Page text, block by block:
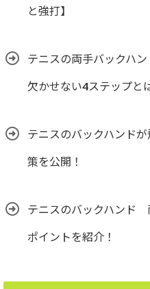
と強打】
テニスの両手バックハ
欠かせない4ステップと
テニスのバックハンド
策を公開！
テニスのバックハンド
ポイントを紹介！